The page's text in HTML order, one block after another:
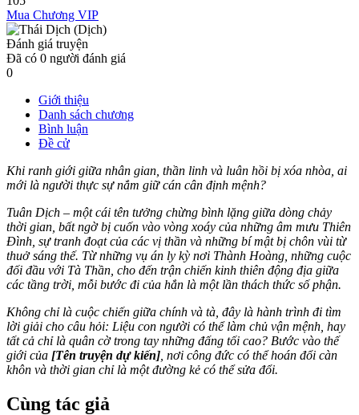
Mua Chương VIP
Đánh giá truyện
Đã có 0 người đánh giá
0
Giới thiệu
Danh sách chương
Bình luận
Đề cử
Khi ranh giới giữa nhân gian, thần linh và luân hồi bị xóa nhòa, ai
mới là người thực sự nắm giữ cán cân định mệnh?
Tuân Dịch – một cái tên tưởng chừng bình lặng giữa dòng chảy
thời gian, bất ngờ bị cuốn vào vòng xoáy của những âm mưu Thiên
Đình, sự tranh đoạt của các vị thần và những bí mật bị chôn vùi từ
thuở sáng thế. Từ những vụ án ly kỳ nơi Thành Hoàng, những cuộc
đối đầu với Tà Thần, cho đến trận chiến kinh thiên động địa giữa
các tầng trời, mỗi bước đi của hắn là một lần thách thức số phận.
Không chỉ là cuộc chiến giữa chính và tà, đây là hành trình đi tìm
lời giải cho câu hỏi: Liệu con người có thể làm chủ vận mệnh, hay
tất cả chỉ là quân cờ trong tay những đấng tối cao? Bước vào thế
giới của [Tên truyện dự kiến] , nơi công đức có thể hoán đổi càn
khôn và thời gian chỉ là một đường kẻ có thể sửa đổi.
Cùng tác giả